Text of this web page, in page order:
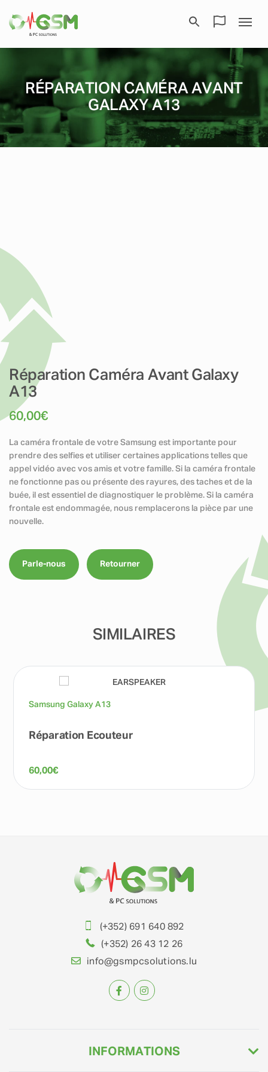
RÉPARATION CAMÉRA AVANT
GALAXY A13
Réparation Caméra Avant Galaxy
A13
60,00€
La caméra frontale de votre Samsung est importante pour
prendre des selfies et utiliser certaines applications telles que
appel vidéo avec vos amis et votre famille. Si la caméra frontale
ne fonctionne pas ou présente des rayures, des taches et de la
buée, il est essentiel de diagnostiquer le problème. Si la caméra
frontale est endommagée, nous remplacerons la pièce par une
nouvelle.
Parle-nous Retourner
SIMILAIRES
Samsung Galaxy A13
Réparation Ecouteur
60,00€
(+352) 691 640 892
(+352) 26 43 12 26
info@gsmpcsolutions.lu
INFORMATIONS